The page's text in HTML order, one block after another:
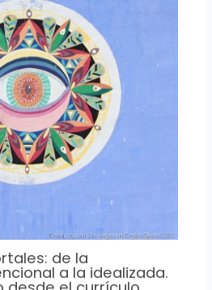
de la
a la idealizada.